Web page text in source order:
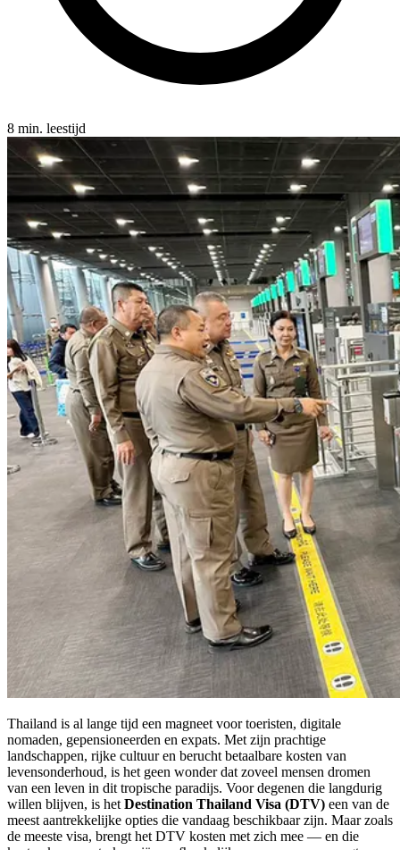
8 min. leestijd
Thailand is al lange tijd een magneet voor toeristen, digitale
nomaden, gepensioneerden en expats. Met zijn prachtige
landschappen, rijke cultuur en berucht betaalbare kosten van
levensonderhoud, is het geen wonder dat zoveel mensen dromen
van een leven in dit tropische paradijs. Voor degenen die langdurig
willen blijven, is het Destination Thailand Visa (DTV) een van de
meest aantrekkelijke opties die vandaag beschikbaar zijn. Maar zoals
de meeste visa, brengt het DTV kosten met zich mee — en die